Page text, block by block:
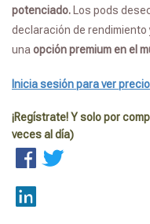
potenciado. Los pods
declaración de
una opción premium en el
Inicia sesión para ver precio
¡Regístrate! Y solo por
veces al día)